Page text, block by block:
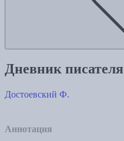
Дневник писателя
Достоевский Ф.
Аннотация